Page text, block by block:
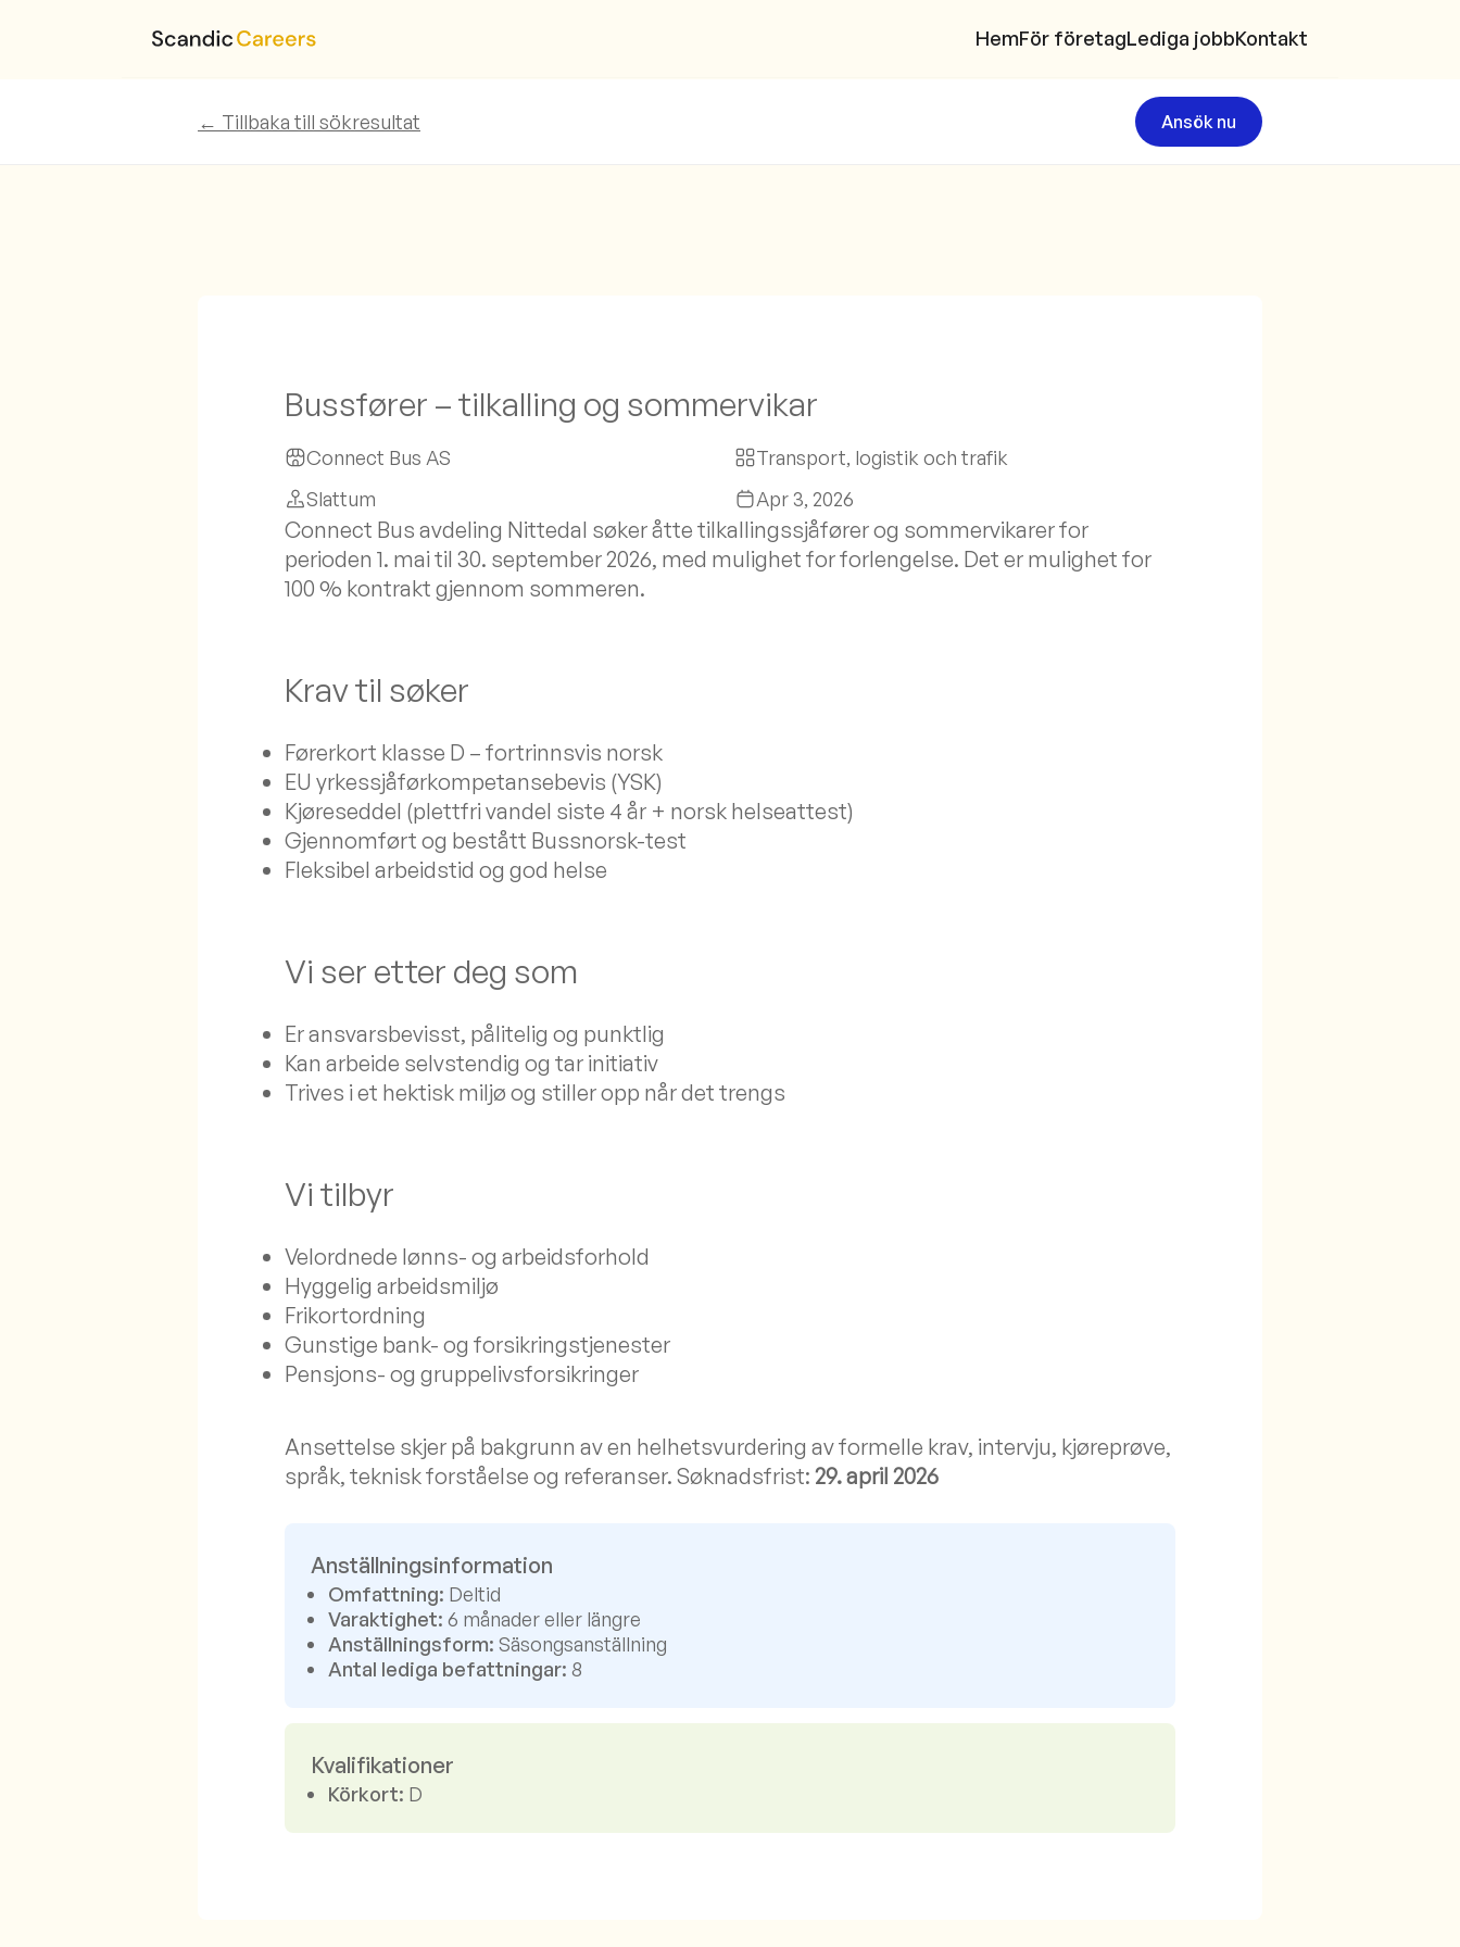
HemFör företagLediga jobbKontakt
← Tillbaka till sökresultat Ansök nu
Bussfører – tilkalling og sommervikar
Connect Bus AS
Transport, logistik och trafik
Slattum
Apr 3, 2026
Connect Bus avdeling Nittedal søker åtte tilkallingssjåfører og sommervikarer for
perioden 1. mai til 30. september 2026, med mulighet for forlengelse. Det er mulighet for
100 % kontrakt gjennom sommeren.
Krav til søker
Førerkort klasse D – fortrinnsvis norsk
EU yrkessjåførkompetansebevis (YSK)
Kjøreseddel (plettfri vandel siste 4 år + norsk helseattest)
Gjennomført og bestått Bussnorsk-test
Fleksibel arbeidstid og god helse
Vi ser etter deg som
Er ansvarsbevisst, pålitelig og punktlig
Kan arbeide selvstendig og tar initiativ
Trives i et hektisk miljø og stiller opp når det trengs
Vi tilbyr
Velordnede lønns- og arbeidsforhold
Hyggelig arbeidsmiljø
Frikortordning
Gunstige bank- og forsikringstjenester
Pensjons- og gruppelivsforsikringer
Ansettelse skjer på bakgrunn av en helhetsvurdering av formelle krav, intervju, kjøreprøve,
språk, teknisk forståelse og referanser. Søknadsfrist: 29. april 2026
Anställningsinformation
Omfattning: Deltid
Varaktighet: 6 månader eller längre
Anställningsform: Säsongsanställning
Antal lediga befattningar: 8
Kvalifikationer
Körkort: D